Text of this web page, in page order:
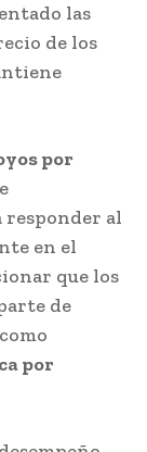
las
de los
por
responder al
en el
que los
de
como
por